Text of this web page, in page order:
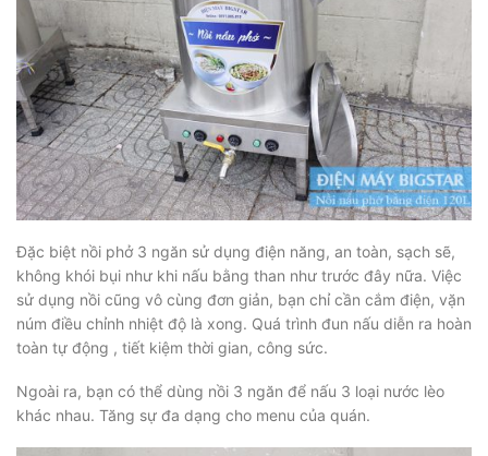
Đặc biệt nồi phở 3 ngăn sử dụng điện năng, an toàn, sạch sẽ,
không khói bụi như khi nấu bằng than như trước đây nữa. Việc
sử dụng nồi cũng vô cùng đơn giản, bạn chỉ cần cắm điện, vặn
núm điều chỉnh nhiệt độ là xong. Quá trình đun nấu diễn ra hoàn
toàn tự động , tiết kiệm thời gian, công sức.
Ngoài ra, bạn có thể dùng nồi 3 ngăn để nấu 3 loại nước lèo
khác nhau. Tăng sự đa dạng cho menu của quán.